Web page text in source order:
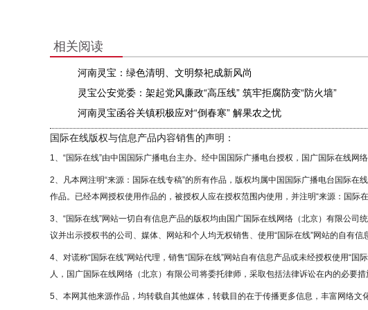
相关阅读
河南灵宝：绿色清明、文明祭祀成新风尚
灵宝公安党委：架起党风廉政“高压线” 筑牢拒腐防变“防火墙”
河南灵宝函谷关镇积极应对“倒春寒” 解果农之忧
国际在线版权与信息产品内容销售的声明：
1、“国际在线”由中国国际广播电台主办。经中国国际广播电台授权，国广国际在线网
2、凡本网注明“来源：国际在线专稿”的所有作品，版权均属中国国际广播电台国际
作品。已经本网授权使用作品的，被授权人应在授权范围内使用，并注明“来源：国际
3、“国际在线”网站一切自有信息产品的版权均由国广国际在线网络（北京）有限公
议并出示授权书的公司、媒体、网站和个人均无权销售、使用“国际在线”网站的自有信
4、对谎称“国际在线”网站代理，销售“国际在线”网站自有信息产品或未经授权使用“
人，国广国际在线网络（北京）有限公司将委托律师，采取包括法律诉讼在内的必要措
5、本网其他来源作品，均转载自其他媒体，转载目的在于传播更多信息，丰富网络文